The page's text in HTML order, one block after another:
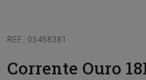
REF.: 05458381
Corrente Ouro